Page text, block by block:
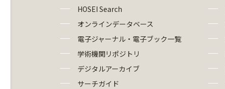
HOSEI Search
オンラインデータベース
電子ジャーナル・電子ブック一覧
学術機関リポジトリ
デジタルアーカイブ
サーチガイド